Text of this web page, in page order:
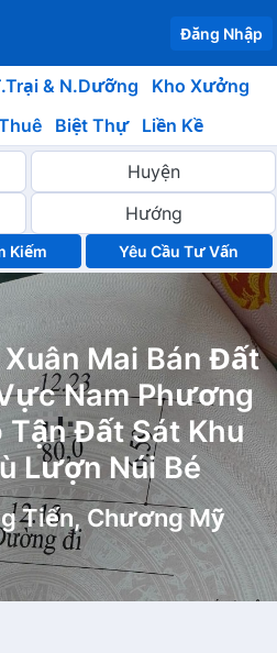
Đăng Nhập
& N.Dưỡng
Kho Xưởng
Biệt Thự Liền Kề
Yêu Cầu Tư Vấn
Mai Bán Đất
Nam Phương
Tận Đất Sát Khu
Lượn Núi Bé
Tiến, Chương Mỹ